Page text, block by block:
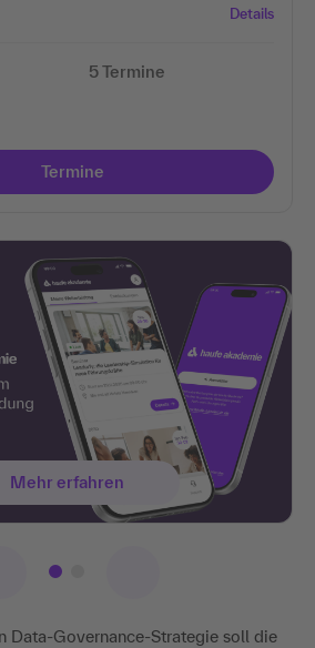
Data-Governance-Strategie soll die
Details
5 Termine
Termine
Mehr erfahren